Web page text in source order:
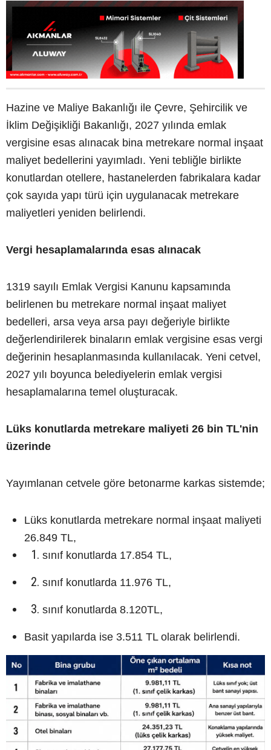
Hazine ve Maliye Bakanlığı ile Çevre, Şehircilik ve
İklim Değişikliği Bakanlığı, 2027 yılında emlak
vergisine esas alınacak bina metrekare normal inşaat
maliyet bedellerini yayımladı. Yeni tebliğle birlikte
konutlardan otellere, hastanelerden fabrikalara kadar
çok sayıda yapı türü için uygulanacak metrekare
maliyetleri yeniden belirlendi.
Vergi hesaplamalarında esas alınacak
1319 sayılı Emlak Vergisi Kanunu kapsamında
belirlenen bu metrekare normal inşaat maliyet
bedelleri, arsa veya arsa payı değeriyle birlikte
değerlendirilerek binaların emlak vergisine esas vergi
değerinin hesaplanmasında kullanılacak. Yeni cetvel,
2027 yılı boyunca belediyelerin emlak vergisi
hesaplamalarına temel oluşturacak.
Lüks konutlarda metrekare maliyeti 26 bin TL'nin
üzerinde
Yayımlanan cetvele göre betonarme karkas sistemde;
Lüks konutlarda metrekare normal inşaat maliyeti
26.849 TL,
sınıf konutlarda 17.854 TL,
sınıf konutlarda 11.976 TL,
sınıf konutlarda 8.120TL,
Basit yapılarda ise 3.511 TL olarak belirlendi.